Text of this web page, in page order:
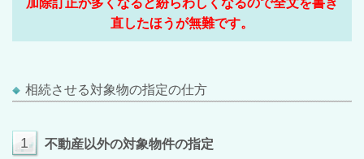
加除訂正が多くなると紛らわしくなるので全文を書き
直したほうが無難です。
相続させる対象物の指定の仕方
1 不動産以外の対象物件の指定